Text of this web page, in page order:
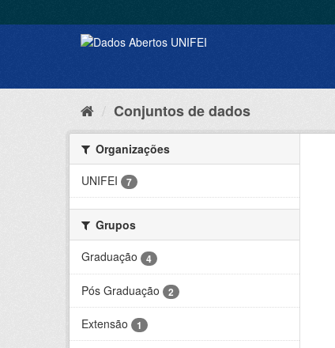
Conjuntos de dados
Organizações
UNIFEI
7
Grupos
Graduação
4
Pós Graduação 2
Extensão 1